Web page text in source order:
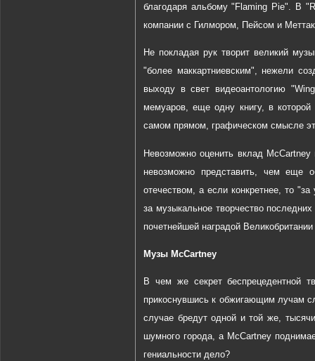
благодаря альбому "Flaming Pie". В
компании с Гилмором, Пейсом и
Не покладая рук творит великий
"более маккартниевским", нежели
выходу в свет видеоантологию
мемуаров, еще одну книгу, в
самом прямом, графическом смысле
Невозможно оценить вклад
невозможно представить, чем еще
отечеством, а если конкретнее, то
за музыкальное творчество
почетнейшей наградой
Музы McCartney
В чем же секрет беспрецедентной
прикоснувшись к обжигающим лучам
случае бредут одной и той же,
шумного города, а McCartney
гениальности дело?